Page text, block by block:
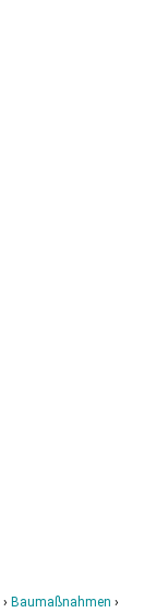
› Baumaßnahmen ›